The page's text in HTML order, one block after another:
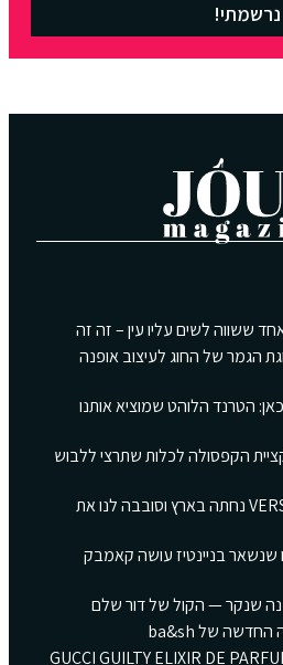
נרשמתי!
ששווה לשים עליו עין – זה זה
הגמר של החוג לעיצוב אופנה
הטרנד הלוהט שמוציא אותנו
הקפסולה לכלות שתרצי ללבוש
קולקציית המסלול של VERSACE נחתה בארץ וסובבה לנו את
שנשאר בניינטיז עושה קאמבק
שנקר — הקול של דור שלם